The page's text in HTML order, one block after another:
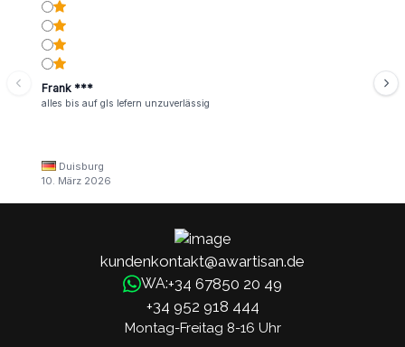
Frank ***
alles bis auf gls lefern unzuverlässig
Duisburg
10. März 2026
kundenkontakt@awartisan.de
WA:+34 67850 20 49
+34 952 918 444
Montag-Freitag 8-16 Uhr